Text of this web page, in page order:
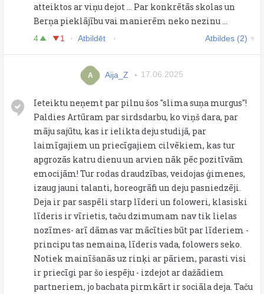
atteiktos ar viņu dejot ... Par konkrētās skolas un
Berņa pieklājību vai manierēm neko nezinu ...
4 1 Atbildēt Atbildes (2)
A Aija_Z 17.06.2025
Ieteiktu neņemt par pilnu šos "slima suņa murgus"!
Paldies Artūram par sirdsdarbu, ko viņš dara, par
māju sajūtu, kas ir ielikta deju studijā, par
laimīgajiem un priecīgajiem cilvēkiem, kas tur
apgrozās katru dienu un arvien nāk pēc pozitīvām
emocijām! Tur rodas draudzības, veidojas ģimenes,
izaug jauni talanti, horeogrāfi un deju pasniedzēji.
Deja ir par saspēli starp līderi un foloweri, klasiski
līderis ir vīrietis, taču dzimumam nav tik lielas
nozīmes- arī dāmas var mācīties būt par līderiem -
principu tas nemaina, līderis vada, folowers seko.
Notiek mainīšanās uz rinķi ar pāriem, parasti visi
ir priecīgi par šo iespēju - izdejot ar dažādiem
partneriem, jo bachata pirmkārt ir sociāla deja. Taču